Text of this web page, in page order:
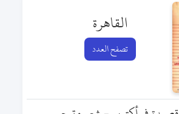
القاهرة
تصفح العدد